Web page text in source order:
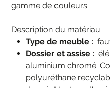
gamme de couleurs.
Description du matériau
Type de meuble :
Dossier et assise :
aluminium chromé.
polyuréthane